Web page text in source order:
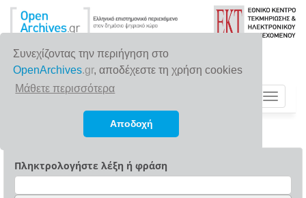
Συνεχίζοντας την περιήγηση στο
OpenArchives.gr, αποδέχεστε τη χρήση cookies
Μάθετε περισσότερα
Αποδοχή
Toggle
Πληκτρολογήστε λέξη ή φράση